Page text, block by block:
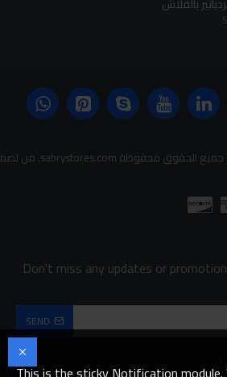
5
Don't miss any updates or
SEND
FAQ